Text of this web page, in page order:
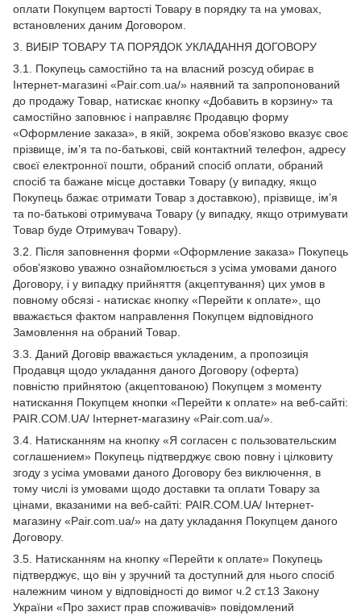
оплати Покупцем вартості Товару в порядку та на умовах,
встановлених даним Договором.
3. ВИБІР ТОВАРУ ТА ПОРЯДОК УКЛАДАННЯ ДОГОВОРУ
3.1. Покупець самостійно та на власний розсуд обирає в
Інтернет-магазині «Pair.com.ua/» наявний та запропонований
до продажу Товар, натискає кнопку «Добавить в корзину» та
самостійно заповнює і направляє Продавцю форму
«Оформление заказа», в якій, зокрема обов’язково вказує своє
прізвище, ім’я та по-батькові, свій контактний телефон, адресу
своєї електронної пошти, обраний спосіб оплати, обраний
спосіб та бажане місце доставки Товару (у випадку, якщо
Покупець бажає отримати Товар з доставкою), прізвище, ім’я
та по-батькові отримувача Товару (у випадку, якщо отримувати
Товар буде Отримувач Товару).
3.2. Після заповнення форми «Оформление заказа» Покупець
обов’язково уважно ознайомлюється з усіма умовами даного
Договору, і у випадку прийняття (акцептування) цих умов в
повному обсязі - натискає кнопку «Перейти к оплате», що
вважається фактом направлення Покупцем відповідного
Замовлення на обраний Товар.
3.3. Даний Договір вважається укладеним, а пропозиція
Продавця щодо укладання даного Договору (оферта)
повністю прийнятою (акцептованою) Покупцем з моменту
натискання Покупцем кнопки «Перейти к оплате» на веб-сайті:
PAIR.COM.UA/ Інтернет-магазину «Pair.com.ua/».
3.4. Натисканням на кнопку «Я согласен с пользовательским
соглашением» Покупець підтверджує свою повну і цілковиту
згоду з усіма умовами даного Договору без виключення, в
тому числі із умовами щодо доставки та оплати Товару за
цінами, вказаними на веб-сайті: PAIR.COM.UA/ Інтернет-
магазину «Pair.com.ua/» на дату укладання Покупцем даного
Договору.
3.5. Натисканням на кнопку «Перейти к оплате» Покупець
підтверджує, що він у зручний та доступний для нього спосіб
належним чином у відповідності до вимог ч.2 ст.13 Закону
України «Про захист прав споживачів» повідомлений